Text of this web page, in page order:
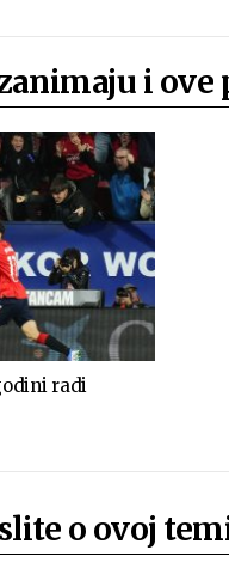
i ove
radi
o ovoj